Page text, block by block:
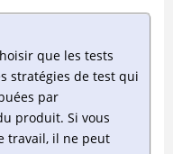
que les tests
stratégies de test qui
par
produit. Si vous
travail, il ne peut